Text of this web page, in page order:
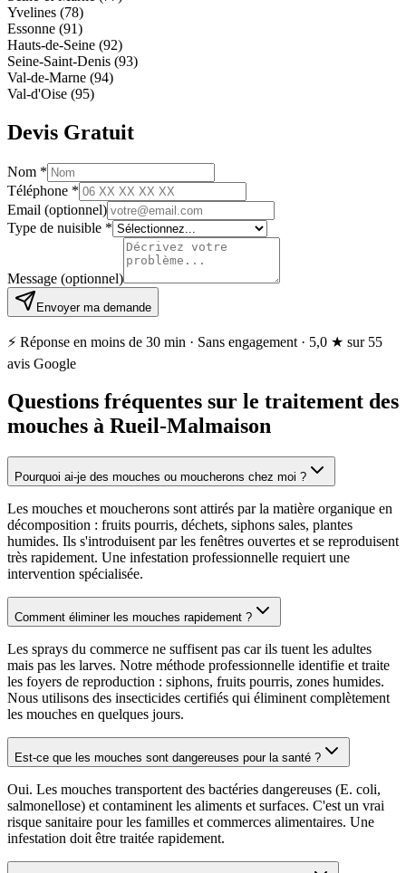
Yvelines (78)
Essonne (91)
Hauts-de-Seine (92)
Seine-Saint-Denis (93)
Val-de-Marne (94)
Val-d'Oise (95)
Devis Gratuit
Nom *
Téléphone *
Email (optionnel)
Type de nuisible *
Message (optionnel)
Envoyer ma demande
⚡ Réponse en moins de 30 min · Sans engagement · 5,0 ★ sur 55
avis Google
Questions fréquentes sur le traitement des
mouches à Rueil-Malmaison
Pourquoi ai-je des mouches ou moucherons chez moi ?
Les mouches et moucherons sont attirés par la matière organique en
décomposition : fruits pourris, déchets, siphons sales, plantes
humides. Ils s'introduisent par les fenêtres ouvertes et se reproduisent
très rapidement. Une infestation professionnelle requiert une
intervention spécialisée.
Comment éliminer les mouches rapidement ?
Les sprays du commerce ne suffisent pas car ils tuent les adultes
mais pas les larves. Notre méthode professionnelle identifie et traite
les foyers de reproduction : siphons, fruits pourris, zones humides.
Nous utilisons des insecticides certifiés qui éliminent complètement
les mouches en quelques jours.
Est-ce que les mouches sont dangereuses pour la santé ?
Oui. Les mouches transportent des bactéries dangereuses (E. coli,
salmonellose) et contaminent les aliments et surfaces. C'est un vrai
risque sanitaire pour les familles et commerces alimentaires. Une
infestation doit être traitée rapidement.